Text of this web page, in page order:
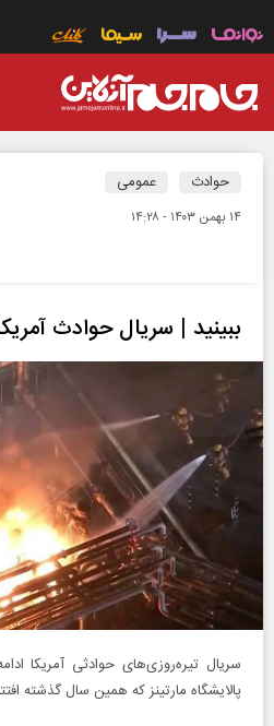
حوادث عمومی
۱۴ بهمن ۱۴۰۳ - ۱۴:۲۸
ببینید | سریال حوادث
سریال تیره‌روزی‌های حوادثی آمریکا
پالایشگاه مارتینز که همین سال گذشته